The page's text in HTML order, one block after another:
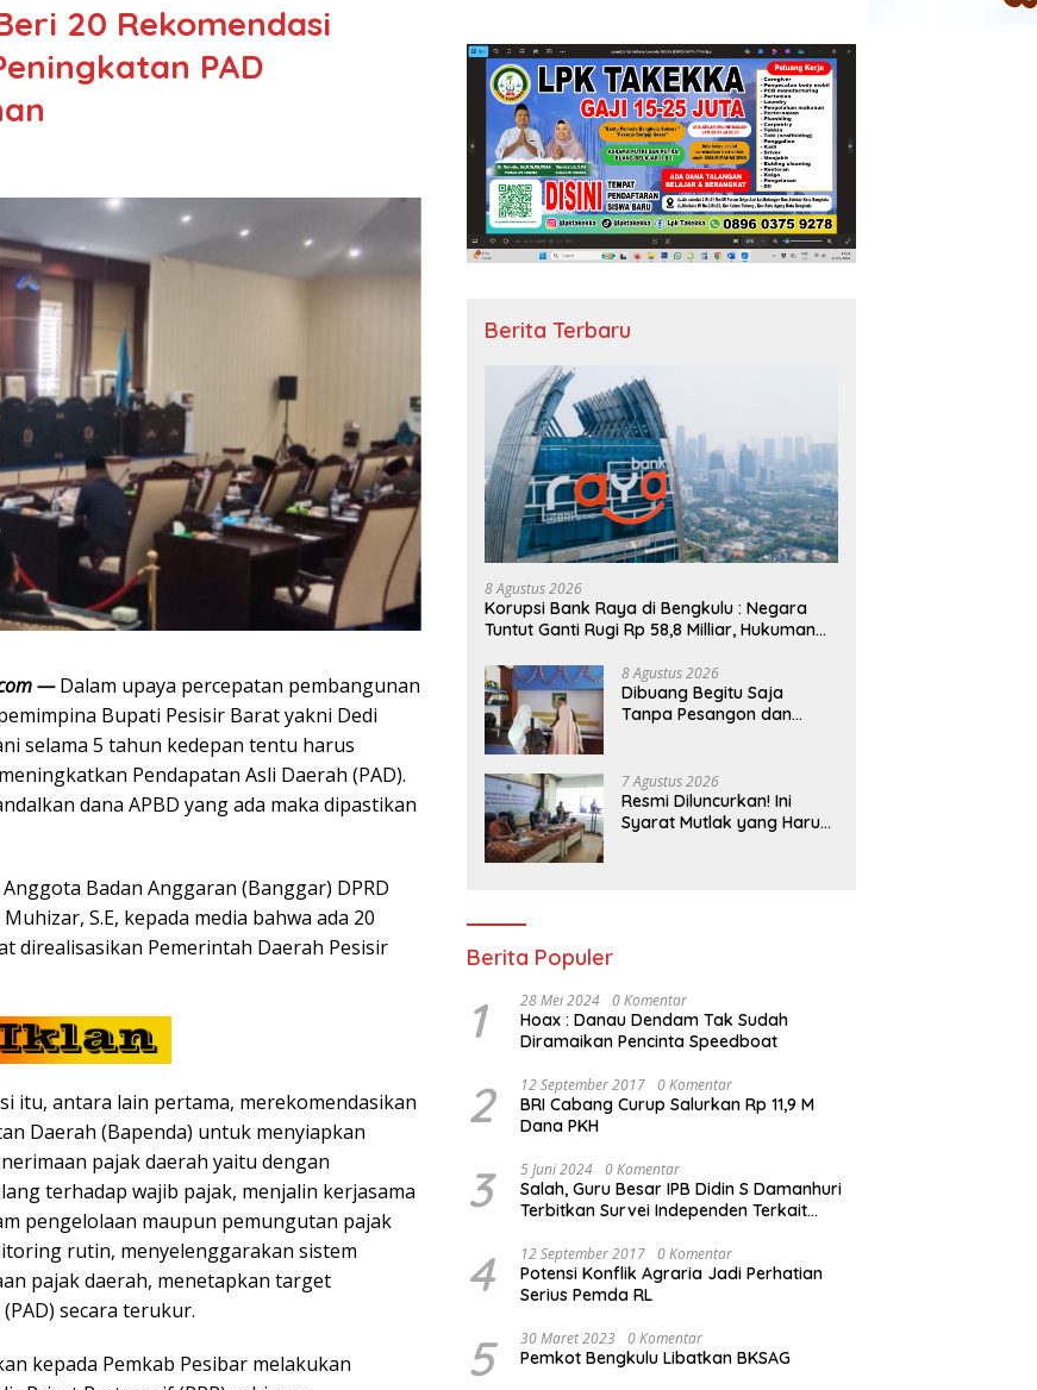
20 Rekomendasi
PAD
— Dalam upaya percepatan pembangunan
Bupati Pesisir Barat yakni Dedi
selama 5 tahun kedepan tentu harus
Pendapatan Asli Daerah (PAD).
dana APBD yang ada maka dipastikan
Badan Anggaran (Banggar) DPRD
S.E, kepada media bahwa ada 20
direalisasikan Pemerintah Daerah Pesisir
itu, antara lain pertama, merekomendasikan
Daerah (Bapenda) untuk menyiapkan
pajak daerah yaitu dengan
terhadap wajib pajak, menjalin kerjasama
pengelolaan maupun pemungutan pajak
rutin, menyelenggarakan sistem
pajak daerah, menetapkan target
secara terukur.
kepada Pemkab Pesibar melakukan
Berita Terbaru
8 Agustus 2026
Korupsi Bank Raya di Bengkulu : Negara
Tuntut Ganti Rugi Rp 58,8 Milliar, Hukuman
8 Agustus 2026
Dibuang Begitu Saja
Tanpa Pesangon dan
Resmi Laporkan Ketua
Yayasan
7 Agustus 2026
Resmi Diluncurkan! Ini
Syarat Mutlak yang Harus
Berita Populer
1 28 Mei 2024 0 Komentar
Hoax : Danau Dendam Tak Sudah
Diramaikan Pencinta Speedboat
2 12 September 2017 0 Komentar
BRI Cabang Curup Salurkan Rp 11,9 M
Dana PKH
3 5 Juni 2024 0 Komentar
Salah, Guru Besar IPB Didin S Damanhuri
Terbitkan Survei Independen Terkait
4 12 September 2017 0 Komentar
Potensi Konflik Agraria Jadi Perhatian
Serius Pemda RL
5 30 Maret 2023 0 Komentar
Pemkot Bengkulu Libatkan BKSAG